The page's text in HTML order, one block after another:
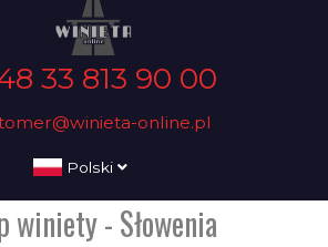
33 813 90 00
online.pl
Polski
winiety - Słowenia